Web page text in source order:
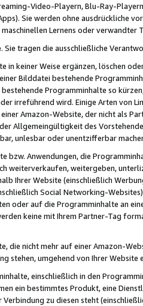
Video-Playern, Blu-Ray-
Sie werden ohne ausdrückliche
Lernens oder
. Sie tragen die ausschließliche
in keiner Weise ergänzen, löschen
Bilddatei bestehende
Programminhalte so
irreführend wird. Einige Arten von
Amazon-Website, der nicht als
Allgemeingültigkeit des
unlesbar oder unentzifferbar
bzw. Anwendungen, die
weiterverkaufen, weitergeben,
Ihrer Website (einschließlich
Social Networking-
oder auf die Programminhalte an
keine mit Ihrem Partner-Tag
die nicht mehr auf einer Amazon-
stehen, umgehend von Ihrer
einschließlich in den
ein bestimmtes Produkt, eine
zu diesen steht